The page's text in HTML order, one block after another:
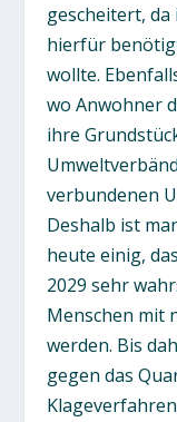
gescheitert,
hierfür
wollte.
wo Anwohner
ihre
verbundenen
Deshalb ist
heute einig,
2029 sehr
Menschen mit
werden. Bis
gegen das